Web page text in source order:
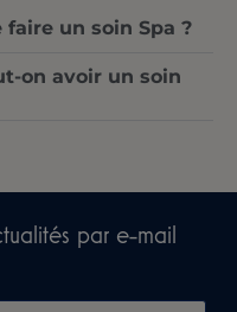
un soin Spa ?
on avoir un soin
par e-mail​